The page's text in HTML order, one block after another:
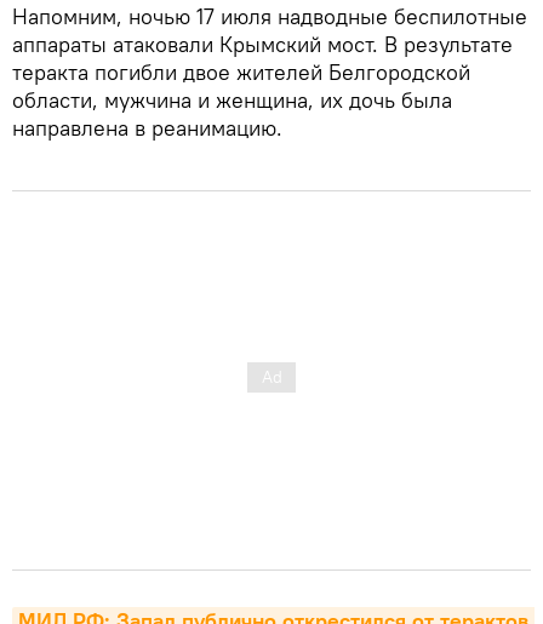
Напомним, ночью 17 июля надводные беспилотные
аппараты атаковали Крымский мост. В результате
теракта погибли двое жителей Белгородской
области, мужчина и женщина, их дочь была
направлена в реанимацию.